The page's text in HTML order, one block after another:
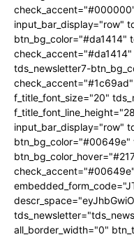
input_bar_display="row"
btn_bg_color="#da1414"
tds_newsletter7-
f_title_font_size="20"
input_bar_display="row"
check_accent="#00649e"
all_border_width="0"